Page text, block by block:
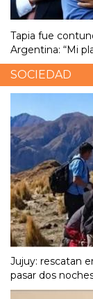
Tapia fue
Argentina: “Mi
SOCIEDAD
Jujuy: rescatan
pasar dos